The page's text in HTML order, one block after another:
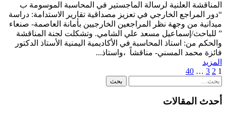
المناقشة العلنية لرسالة الماجستير في المحاسبة الموسومة ب
“دور المراجع الخارجي في تعزيز مصداقية تقارير الاستدامة: دراسة
ميدانية من وجهة نظر المراجعين الخارجيين بأمانة العاصمة- صنعاء
” للباحث/إسماعيل مسعد علي الشامي. وتشكلت لجنة المناقشة
والحكم من: استاذ المحاسبة في الأكاديمية اليمنية الأستاذ الدكتور
فائزة محمد المسني- مناقشاً ،واستاذ...
المزيد
1
2
3
…
40
أحدث المقالات